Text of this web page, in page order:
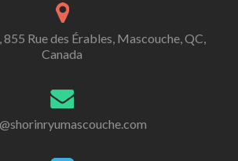
855 Rue des Érables, Mascouche, QC,
Canada